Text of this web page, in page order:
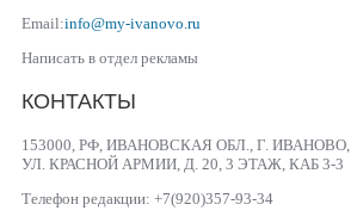
Email:info@my-ivanovo.ru
Написать в отдел рекламы
КОНТАКТЫ
153000, РФ, ИВАНОВСКАЯ ОБЛ., Г. ИВАНОВО,
УЛ. КРАСНОЙ АРМИИ, Д. 20, 3 ЭТАЖ, КАБ 3-3
Телефон редакции: +7(920)357-93-34